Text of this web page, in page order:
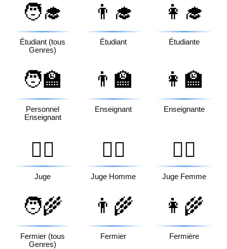
🧑‍🎓
Étudiant (tous
Genres)
👨‍🎓
Étudiant
👩‍🎓
Étudiante
🧑‍🏫
Personnel
Enseignant
👨‍🏫
Enseignant
👩‍🏫
Enseignante
🧑‍⚖️
Juge
👨‍⚖️
Juge Homme
👩‍⚖️
Juge Femme
🧑‍🌾
Fermier (tous
Genres)
👨‍🌾
Fermier
👩‍🌾
Fermière